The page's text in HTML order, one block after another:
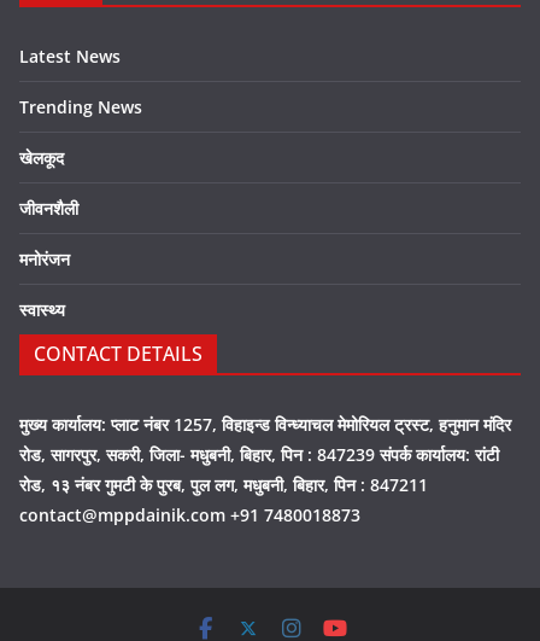
Latest News
Trending News
खेलकूद
जीवनशैली
मनोरंजन
स्वास्थ्य
CONTACT DETAILS
मुख्य कार्यालय: प्लाट नंबर 1257, विहाइन्ड विन्ध्याचल मेमोरियल ट्रस्ट, हनुमान मंदिर
रोड, सागरपुर, सकरी, जिला- मधुबनी, बिहार, पिन : 847239 संपर्क कार्यालय: रांटी
रोड, १३ नंबर गुमटी के पुरब, पुल लग, मधुबनी, बिहार, पिन : 847211
contact@mppdainik.com +91 7480018873